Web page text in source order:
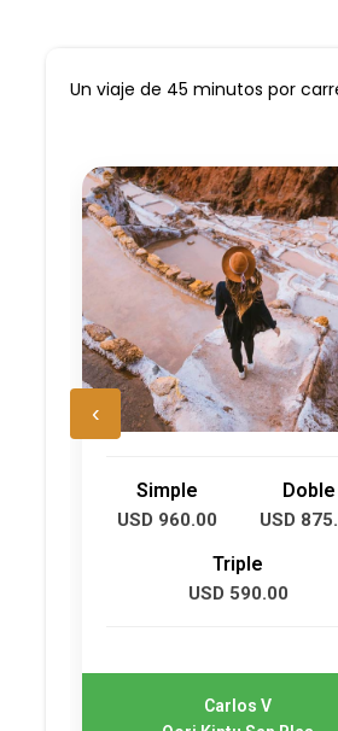
Un viaje de 45 minutos por
‹
Simple
USD 960.00
Doble
USD
Triple
USD 590.00
Carlos V